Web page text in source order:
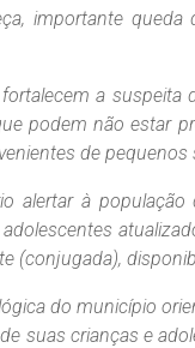
importante
a
podem não estar
de
alertar à
(conjugada),
do município
suas crianças e